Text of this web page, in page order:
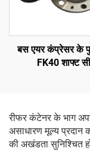
बस एयर कंप्रेसर के
FK40 शाफ्ट
रीफर कंटेनर के भाग
असाधारण मूल्य प्रदान
की अखंडता सुनिश्चित